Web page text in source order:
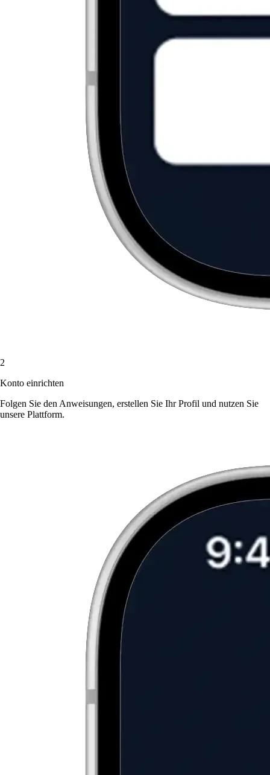
2
Konto einrichten
Folgen Sie den Anweisungen, erstellen Sie Ihr Profil und nutzen Sie
unsere Plattform.